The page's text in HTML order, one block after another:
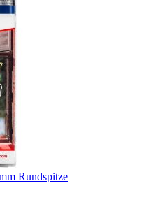
Rundspitze